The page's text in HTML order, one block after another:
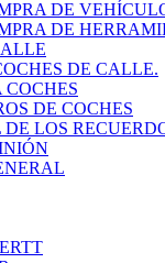
DE
DE
DE CALLE.
COCHES
DE COCHES
LOS